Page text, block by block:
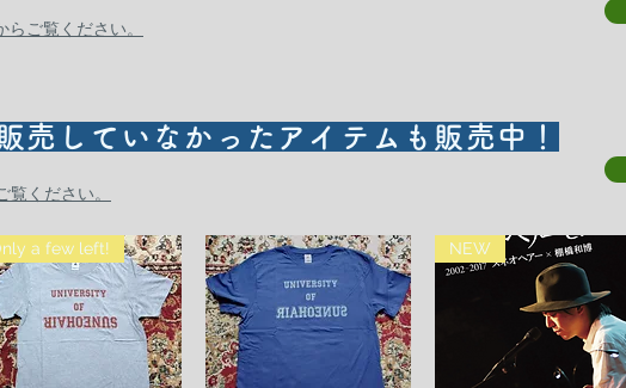
ご覧ください。
売していなかったアイテムも販売中！
ください。
a few left! NEW